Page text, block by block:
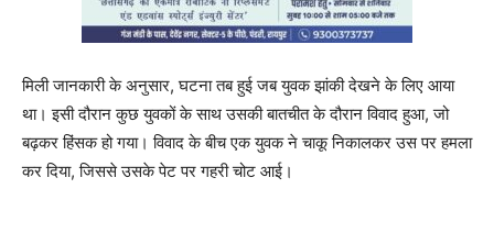
मिली जानकारी के अनुसार, घटना तब हुई जब युवक झांकी देखने के लिए आया
था। इसी दौरान कुछ युवकों के साथ उसकी बातचीत के दौरान विवाद हुआ, जो
बढ़कर हिंसक हो गया। विवाद के बीच एक युवक ने चाकू निकालकर उस पर हमला
कर दिया, जिससे उसके पेट पर गहरी चोट आई।